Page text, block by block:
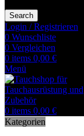
Search
Login / Registrieren
0 Wunschliste
0 Vergleichen
0 items 0,00 €
Menü
0 items 0,00 €
Kategorien